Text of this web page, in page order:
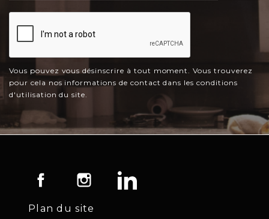
Vous pouvez vous désinscrire à tout moment. Vous trouverez
pour cela nos informations de contact dans les conditions
d'utilisation du site.
Facebook Instagram
Plan du site